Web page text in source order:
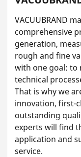
VACUUBRAND
comprehensive
generation,
rough and fine
with one goal: to
technical
That is why we
innovation, first-
outstanding
experts will find
application and
service.